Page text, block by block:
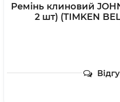
Ремінь клиновий
2 шт) (TIMKEN